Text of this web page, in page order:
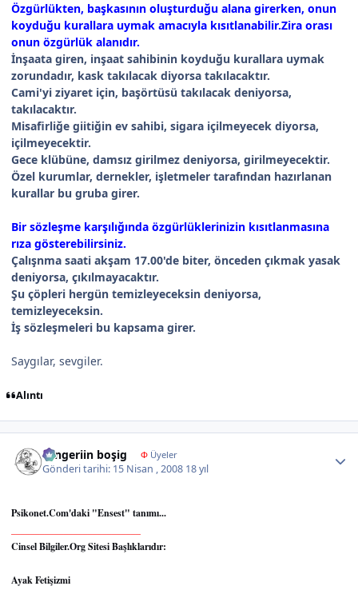
Özgürlükten, başkasının oluşturduğu alana girerken, onun
koyduğu kurallara uymak amacıyla kısıtlanabilir.Zira orası
onun özgürlük alanıdır.
İnşaata giren, inşaat sahibinin koyduğu kurallara uymak
zorundadır, kask takılacak diyorsa takılacaktır.
Cami'yi ziyaret için, başörtüsü takılacak deniyorsa,
takılacaktır.
Misafirliğe giitiğin ev sahibi, sigara içilmeyecek diyorsa,
içilmeyecektir.
Gece klübüne, damsız girilmez deniyorsa, girilmeyecektir.
Özel kurumlar, dernekler, işletmeler tarafından hazırlanan
kurallar bu gruba girer.
Bir sözleşme karşılığında özgürlüklerinizin kısıtlanmasına
rıza gösterebilirsiniz.
Çalışnma saati akşam 17.00'de biter, önceden çıkmak yasak
deniyorsa, çıkılmayacaktır.
Şu çöpleri hergün temizleyeceksin deniyorsa,
temizleyeceksin.
İş sözleşmeleri bu kapsama girer.
Saygılar, sevgiler.
Alıntı
Tengeriin boşig ΦÜyeler
Gönderi tarihi: 15 Nisan , 2008 18 yıl
Psikonet.Com'daki "Ensest" tanımı...
Cinsel Bilgiler.Org Sitesi Başlıklarıdır:
Ayak Fetişizmi